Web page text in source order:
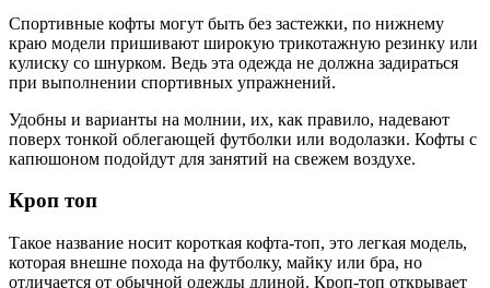
Спортивные кофты могут быть без застежки, по нижнему
краю модели пришивают широкую трикотажную резинку или
кулиску со шнурком. Ведь эта одежда не должна задираться
при выполнении спортивных упражнений.
Удобны и варианты на молнии, их, как правило, надевают
поверх тонкой облегающей футболки или водолазки. Кофты с
капюшоном подойдут для занятий на свежем воздухе.
Кроп топ
Такое название носит короткая кофта-топ, это легкая модель,
которая внешне похода на футболку, майку или бра, но
отличается от обычной одежды длиной. Кроп-топ открывает